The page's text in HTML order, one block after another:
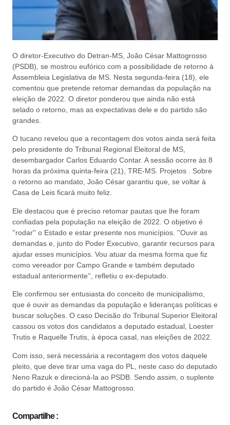
O diretor-Executivo do Detran-MS, João César Mattogrosso
(PSDB), se mostrou eufórico com a possibilidade de retorno à
Assembleia Legislativa de MS. Nesta segunda-feira (18), ele
comentou que pretende retomar demandas da população na
eleição de 2022. O diretor ponderou que ainda não está
selado o retorno, mas as expectativas dele e do partido são
grandes.
O tucano revelou que a recontagem dos votos ainda será feita
pelo presidente do Tribunal Regional Eleitoral de MS,
desembargador Carlos Eduardo Contar. A sessão ocorre às 8
horas da próxima quinta-feira (21), TRE-MS. Projetos . Sobre
o retorno ao mandato, João César garantiu que, se voltar à
Casa de Leis ficará muito feliz.
Ele destacou que é preciso retomar pautas que lhe foram
confiadas pela população na eleição de 2022. O objetivo é
''rodar'' o Estado e estar presente nos municípios. ''Ouvir as
demandas e, junto do Poder Executivo, garantir recursos para
ajudar esses municípios. Vou atuar da mesma forma que fiz
como vereador por Campo Grande e também deputado
estadual anteriormente'', refletiu o ex-deputado.
Ele confirmou ser entusiasta do conceito de municipalismo,
que é ouvir as demandas da população e lideranças políticas e
buscar soluções. O caso Decisão do Tribunal Superior Eleitoral
cassou os votos dos candidatos a deputado estadual, Loester
Trutis e Raquelle Trutis, à época casal, nas eleições de 2022.
Com isso, será necessária a recontagem dos votos daquele
pleito, que deve tirar uma vaga do PL, neste caso do deputado
Neno Razuk e direcioná-la ao PSDB. Sendo assim, o suplente
do partido é João César Mattogrosso.
Compartilhe :